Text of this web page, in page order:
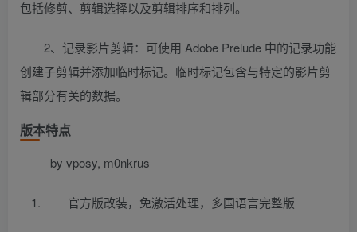
包括修剪、剪辑选择以及剪辑排序和排列。
2、记录影片剪辑：可使用 Adobe Prelude 中的记录功能
创建子剪辑并添加临时标记。临时标记包含与特定的影片剪
辑部分有关的数据。
版本特点
by vposy, m0nkrus
官方版改装，免激活处理，多国语言完整版